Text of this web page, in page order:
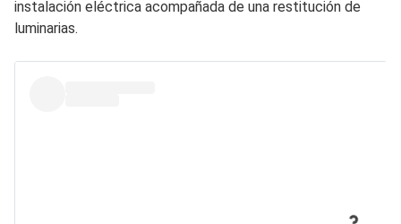
instalación eléctrica acompañada de una restitución de
luminarias.